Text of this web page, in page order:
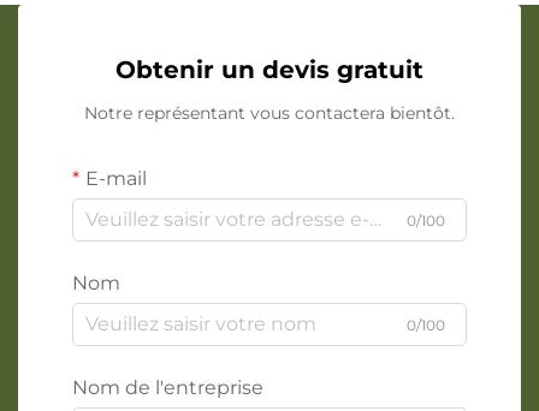
Obtenir un devis gratuit
Notre représentant vous contactera bientôt.
E-mail
0/100
Nom
0/100
Nom de l'entreprise